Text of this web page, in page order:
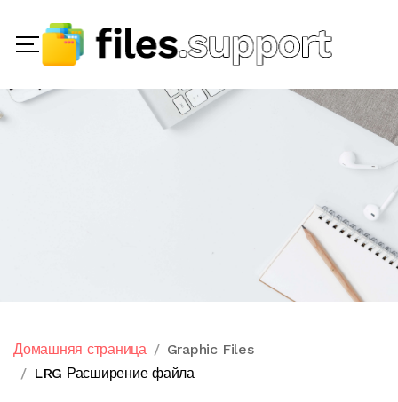
Домашняя страница
Graphic Files
LRG Расширение файла